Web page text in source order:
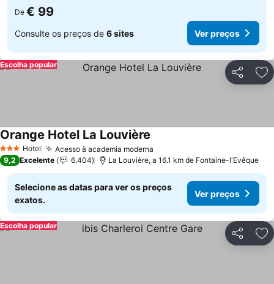
De € 99
Consulte os preços de 6 sites Ver preços
Partilhar
Escolha popular
3 EstrelasHotel Acesso à academia moderna
Orange Hotel La Louvière
9,2 Excelente 6.404 La Louvière, a 16.1 km de Fontaine-l'Evêque
Selecione as datas para ver os preços
exatos.
Ver preços
Partilhar
Escolha popular